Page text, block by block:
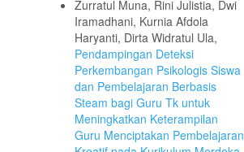
Zurratul Muna, Rini Julistia, Dwi
Iramadhani, Kurnia Afdola
Haryanti, Dirta Widratul Ula,
Pendampingan Deteksi
Perkembangan Psikologis Siswa
dan Pembelajaran Berbasis
Steam bagi Guru Tk untuk
Meningkatkan Keterampilan
Guru Menciptakan Pembelajaran